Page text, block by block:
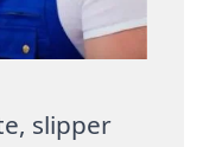
slipper